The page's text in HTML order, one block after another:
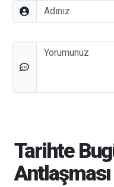
Adınız
Düşünceleriniz
Tarihte